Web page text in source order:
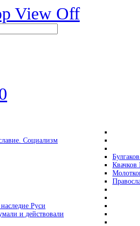
View Off
Социализм
Руси
и действовали